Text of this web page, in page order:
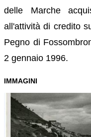
delle Marche
all'attività di credito
Pegno di
2 gennaio 1996.
IMMAGINI